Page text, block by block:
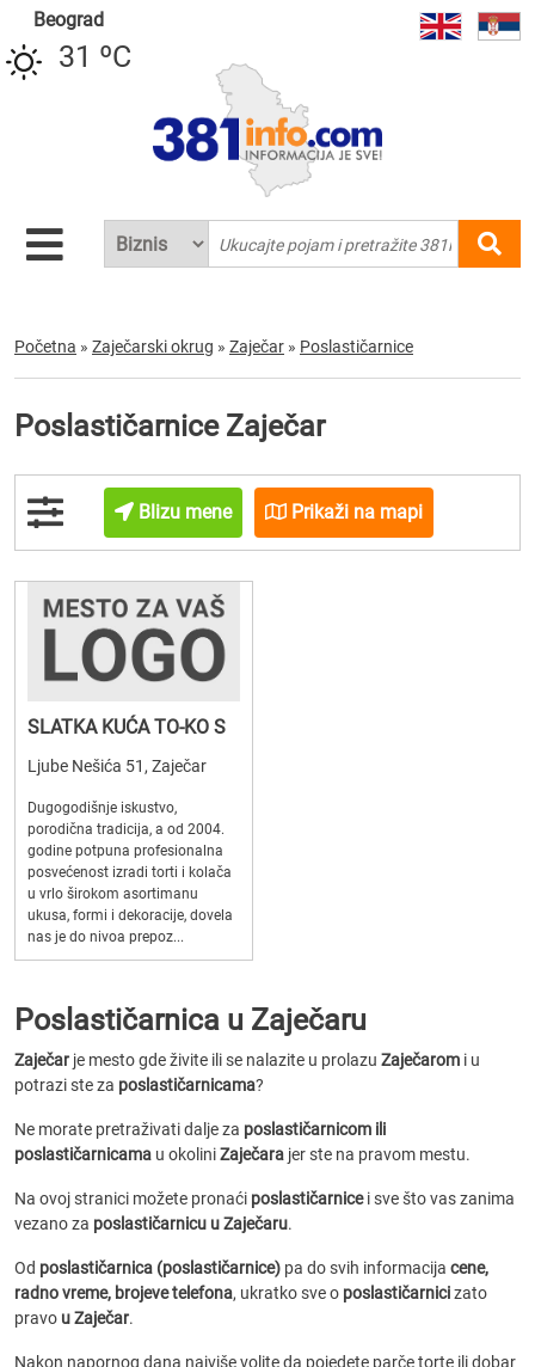
Beograd
31 ºC
Početna » Zaječarski okrug » Zaječar » Poslastičarnice
Poslastičarnice Zaječar
Blizu mene Prikaži na mapi
SLATKA KUĆA TO-KO S
Ljube Nešića 51, Zaječar
Dugogodišnje iskustvo,
porodična tradicija, a od 2004.
godine potpuna profesionalna
posvećenost izradi torti i kolača
u vrlo širokom asortimanu
ukusa, formi i dekoracije, dovela
nas je do nivoa prepoz...
Poslastičarnica u Zaječaru
Zaječar je mesto gde živite ili se nalazite u prolazu Zaječarom i u
potrazi ste za poslastičarnicama?
Ne morate pretraživati dalje za poslastičarnicom ili
poslastičarnicama u okoliniZaječara jer ste na pravom mestu.
Na ovoj stranici možete pronaći poslastičarnicei sve što vas zanima
vezano za poslastičarnicu u Zaječaru.
Od poslastičarnica (poslastičarnice) pa do svih informacija cene,
radno vreme, brojeve telefona, ukratko sve o poslastičarnicizato
pravo u Zaječar.
Nakon napornog dana najviše volite da pojedete parče torte ili dobar